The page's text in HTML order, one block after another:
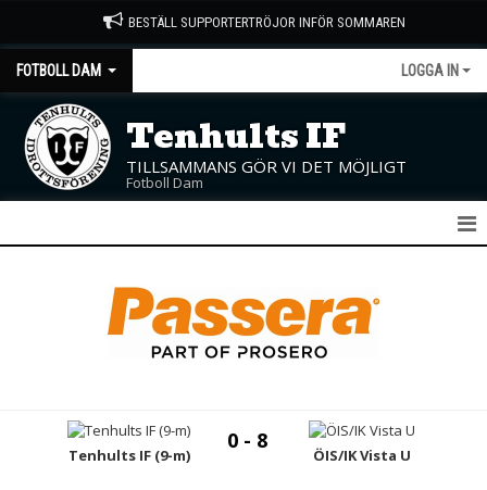
BESTÄLL SUPPORTERTRÖJOR INFÖR SOMMAREN
FOTBOLL DAM LOGGA IN
Tenhults IF
TILLSAMMANS GÖR VI DET MÖJLIGT
Fotboll Dam
TRUPPENTenhults IF (9-m)
0 - 8
ÖIS/IK Vista U